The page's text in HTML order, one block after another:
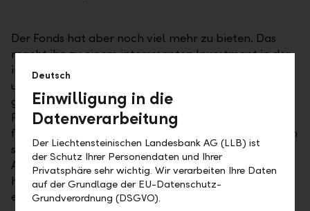
Der Fonds hat aber noch viel mehr zu bieten. Das
macht ihn zu einem interessanten Investment in der
individuellen Vermögensanlage. Neben seinem
unverkennbaren Dividendenfokus, der
grundsätzlichen Gleichgewichtung aller Aktien im
Fonds und dem konzentrierten Portfolio mit nur
fünfzig Dividendenperlen besticht er vor allem durch
seinen voll integrierten Nachhaltigkeitsansatz in der
Anlagestrategie. Dieser qualifiziert ihn zu einem
hellgrünen Anlagefonds (Art. 8) im Sinne der
europäischen Offenlegungsverordnung.
Deutsch
Einwilligung in die
Datenverarbeitung
Der Liechtensteinischen Landesbank AG (LLB) ist
der Schutz Ihrer Personendaten und Ihrer
Privatsphäre sehr wichtig. Wir verarbeiten Ihre Daten
auf der Grundlage der EU-Datenschutz-
Grundverordnung (DSGVO).